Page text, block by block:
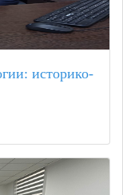
историко-